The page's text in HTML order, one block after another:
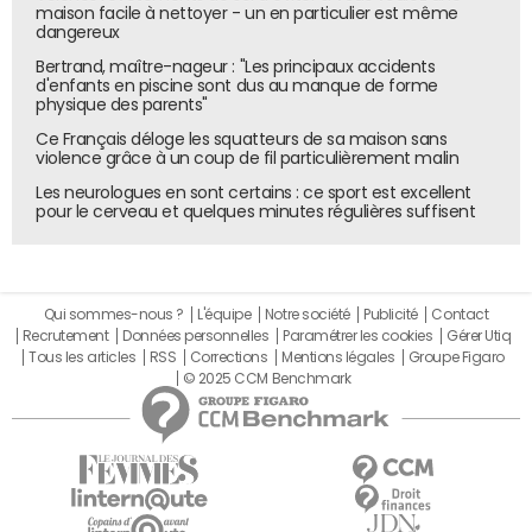
maison facile à nettoyer - un en particulier est même
dangereux
Bertrand, maître-nageur : "Les principaux accidents
d'enfants en piscine sont dus au manque de forme
physique des parents"
Ce Français déloge les squatteurs de sa maison sans
violence grâce à un coup de fil particulièrement malin
Les neurologues en sont certains : ce sport est excellent
pour le cerveau et quelques minutes régulières suffisent
Qui sommes-nous ? L'équipe Notre société Publicité
Contact
Recrutement
Données personnelles Paramétrer les cookies
Gérer Utiq
Tous les articles
RSS Corrections Mentions légales
Groupe Figaro
© 2025 CCM Benchmark